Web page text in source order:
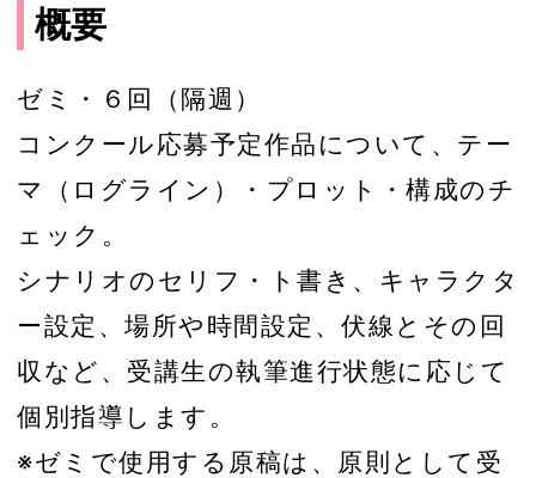
概要
ゼミ・６回（隔週）
コンクール応募予定作品について、テー
マ（ログライン）・プロット・構成のチ
ェック。
シナリオのセリフ・ト書き、キャラクタ
ー設定、場所や時間設定、伏線とその回
収など、受講生の執筆進行状態に応じて
個別指導します。
※ゼミで使用する原稿は、原則として受